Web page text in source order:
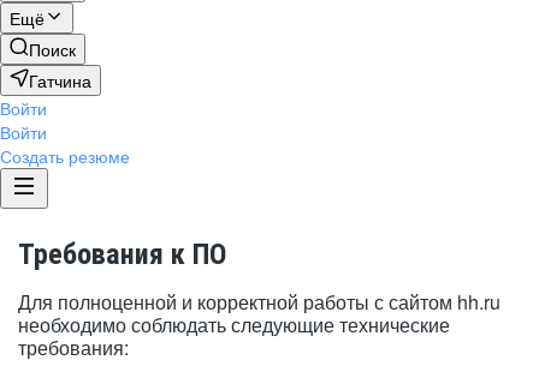
Ещё
Поиск
Гатчина
Войти
Войти
Создать резюме
Требования к ПО
Для полноценной и корректной работы с сайтом hh.ru
необходимо соблюдать следующие технические
требования: